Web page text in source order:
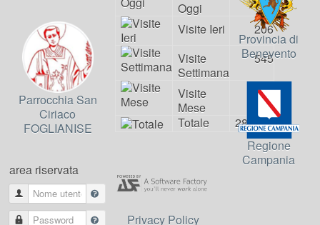
Parrocchia San
Ciriaco
FOGLIANISE
area riservata
Nome utente
Password
Oggi
Visite Ieri
206
Visite
Settimana
545
Visite
Mese
857
Totale
281365
Privacy Policy
Provincia di
Benevento
Regione
Campania